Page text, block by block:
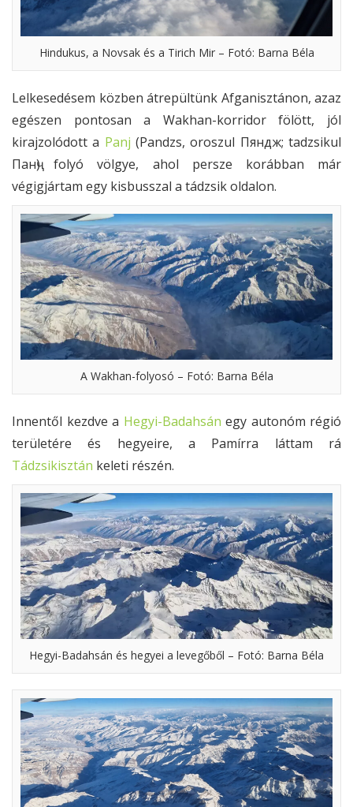
Hindukus, a Novsak és a Tirich Mir – Fotó: Barna Béla
Lelkesedésem közben átrepültünk Afganisztánon, azaz
egészen pontosan a Wakhan-korridor fölött, jól
kirajzolódott a Panj (Pandzs, oroszul Пяндж; tadzsikul
Панҷ) folyó völgye, ahol persze korábban már
végigjártam egy kisbusszal a tádzsik oldalon.
A Wakhan-folyosó – Fotó: Barna Béla
Innentől kezdve a Hegyi-Badahsán egy autonóm régió
területére és hegyeire, a Pamírra láttam rá
Tádzsikisztán keleti részén.
Hegyi-Badahsán és hegyei a levegőből – Fotó: Barna Béla